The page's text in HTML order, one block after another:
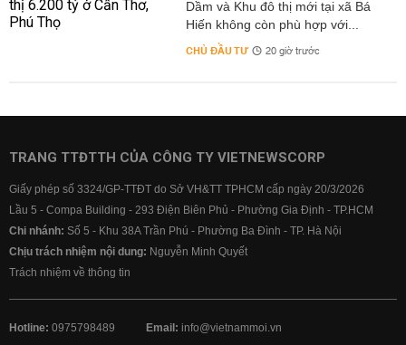
Dầm và Khu đô thị mới tại xã Bá
Hiến không còn phù hợp với...
CHỦ ĐẦU TƯ 20 giờ trước
TRANG TTĐTTH CỦA CÔNG TY VIETNEWSCORP
Giấy phép số 3324/GP-TTĐT do Sở VH&TT TPHCM cấp ngày 20/3/2026
Lầu 5 - Compa Building - 293 Điện Biên Phủ - Phường Gia Định - TP.HCM
Chi nhánh: Số 5 - Khu 38A Trần Phú - Phường Ba Đình - TP. Hà Nội
Chịu trách nhiệm nội dung: Nguyễn Minh Quyết
Trách nhiệm về thông tin
Hotline: 0975798489 Email: info@vietnammoi.vn